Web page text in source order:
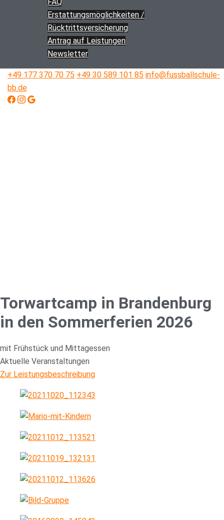
FAQ
Erstattungs­­möglichkeiten /
Rücktritts­versicherung
Antrag auf Leistungen
Newsletter
+49 177 370 70 75 +49 30 589 101 85 info@fussballschule-
bb.de
Torwartcamp in Brandenburg
in den Sommerferien 2026
mit Frühstück und Mittagessen
Aktuelle Veranstaltungen
Zur Leistungsbeschreibung